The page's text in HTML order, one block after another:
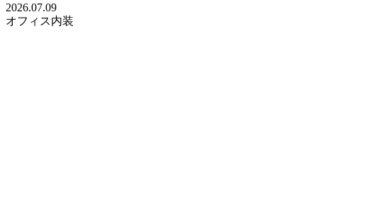
2026.07.09
オフィス内装